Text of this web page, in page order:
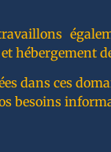
hébergement
dans ces
besoins